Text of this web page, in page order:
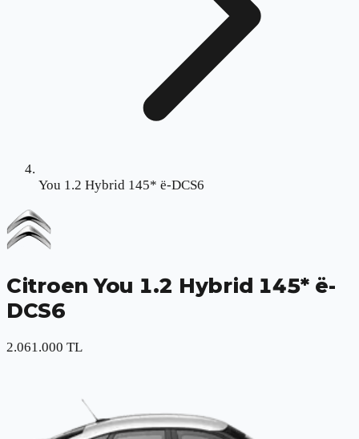
You 1.2 Hybrid 145* ë-DCS6
Citroen You 1.2 Hybrid 145* ë-
DCS6
2.061.000 TL